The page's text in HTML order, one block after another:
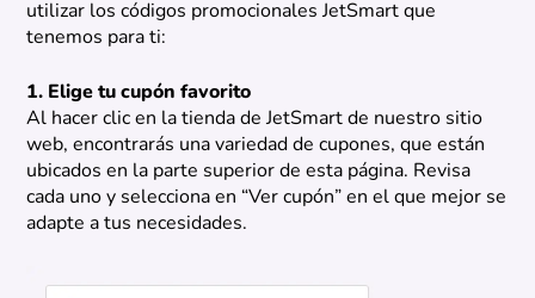
utilizar los códigos promocionales JetSmart que
tenemos para ti:
1. Elige tu cupón favorito
Al hacer clic en la tienda de JetSmart de nuestro sitio
web, encontrarás una variedad de cupones, que están
ubicados en la parte superior de esta página. Revisa
cada uno y selecciona en “Ver cupón” en el que mejor se
adapte a tus necesidades.